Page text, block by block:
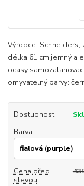
Výrobce: Schneiders,
délka 61 cm jemný a
ocasy
omyvatelný barvy:
Dostupnost
Barva
Cena před
slevou